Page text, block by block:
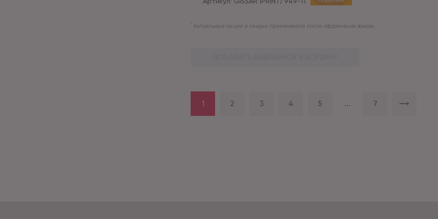
* Актуальные акции и скидки применяются после оформления заказа.
1 2 3 4 5 ... 7